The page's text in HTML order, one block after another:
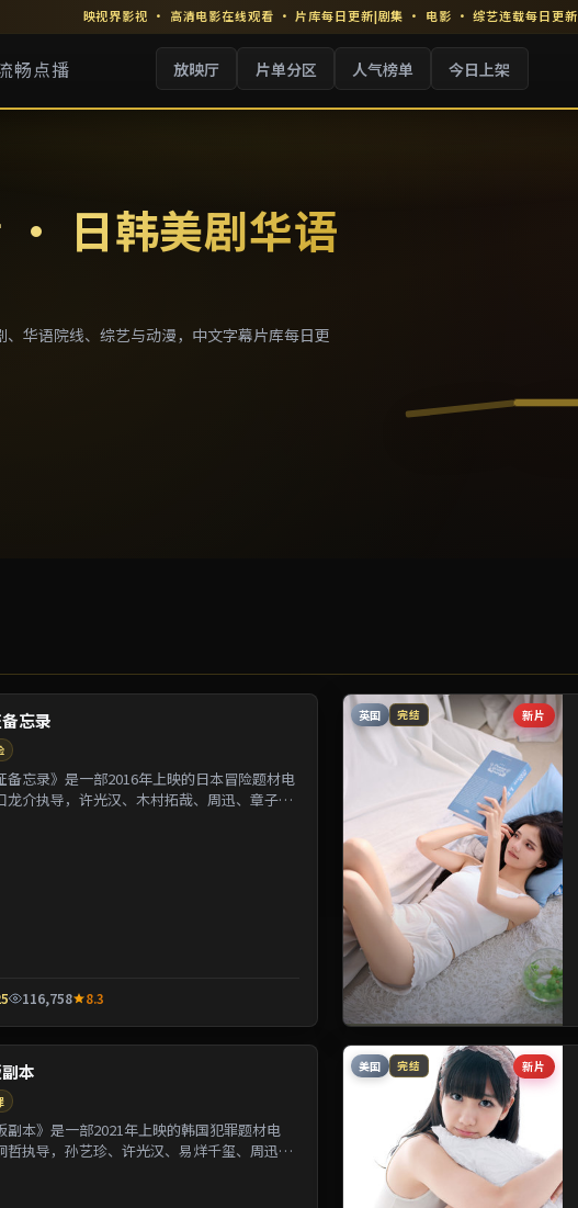
映视界影视 · 高清电影在线观看 · 片库每日更新|剧集 · 电影 · 综艺连载每日更新
畅点播 放映厅 片单分区 人气榜单 今日上架
· 日韩美剧华语
、华语院线、综艺与动漫，中文字幕片库每日更
忘录
备忘录》是一部2016年上映的日本冒险题材电
龙介执导，许光汉、木村拓哉、周迅、章子怡
116,758 8.3
新片
英国 完结
本
副本》是一部2021年上映的韩国犯罪题材电
哲执导，孙艺珍、许光汉、易烊千玺、周迅等
新片
美国 完结